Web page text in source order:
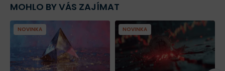
MOHLO BY VÁS ZAJÍMAT
NOVINKA NOVINKA